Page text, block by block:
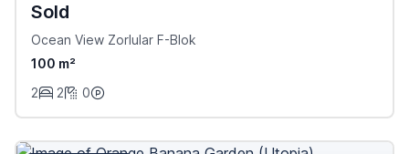
Sold
Ocean View Zorlular F-Blok
100 m²
2
2 0